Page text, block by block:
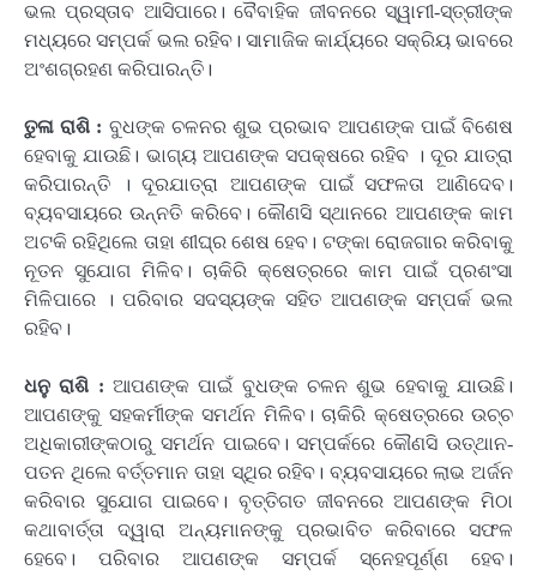
ଭଲ ପ୍ରସ୍ତାବ ଆସିପାରେ। ବୈବାହିକ ଜୀବନରେ ସ୍ୱାମୀ-ସ୍ତ୍ରୀଙ୍କ
ମଧ୍ୟରେ ସମ୍ପର୍କ ଭଲ ରହିବ। ସାମାଜିକ କାର୍ଯ୍ୟରେ ସକ୍ରିୟ ଭାବରେ
ଅଂଶଗ୍ରହଣ କରିପାରନ୍ତି।
ତୁଳା ରାଶି : ବୁଧଙ୍କ ଚଳନର ଶୁଭ ପ୍ରଭାବ ଆପଣଙ୍କ ପାଇଁ ବିଶେଷ
ହେବାକୁ ଯାଉଛି। ଭାଗ୍ୟ ଆପଣଙ୍କ ସପକ୍ଷରେ ରହିବ । ଦୂର ଯାତ୍ରା
କରିପାରନ୍ତି । ଦୂରଯାତ୍ରା ଆପଣଙ୍କ ପାଇଁ ସଫଳତା ଆଣିଦେବ।
ବ୍ୟବସାୟରେ ଉନ୍ନତି କରିବେ। କୌଣସି ସ୍ଥାନରେ ଆପଣଙ୍କ କାମ
ଅଟକି ରହିଥିଲେ ତାହା ଶୀଘ୍ର ଶେଷ ହେବ। ଟଙ୍କା ରୋଜଗାର କରିବାକୁ
ନୂତନ ସୁଯୋଗ ମିଳିବ। ଚାକିରି କ୍ଷେତ୍ରରେ କାମ ପାଇଁ ପ୍ରଶଂସା
ମିଳିପାରେ । ପରିବାର ସଦସ୍ୟଙ୍କ ସହିତ ଆପଣଙ୍କ ସମ୍ପର୍କ ଭଲ
ରହିବ।
ଧନୁ ରାଶି : ଆପଣଙ୍କ ପାଇଁ ବୁଧଙ୍କ ଚଳନ ଶୁଭ ହେବାକୁ ଯାଉଛି।
ଆପଣଙ୍କୁ ସହକର୍ମୀଙ୍କ ସମର୍ଥନ ମିଳିବ। ଚାକିରି କ୍ଷେତ୍ରରେ ଉଚ୍ଚ
ଅଧିକାରୀଙ୍କଠାରୁ ସମର୍ଥନ ପାଇବେ। ସମ୍ପର୍କରେ କୌଣସି ଉତ୍ଥାନ-
ପତନ ଥିଲେ ବର୍ତ୍ତମାନ ତାହା ସ୍ଥିର ରହିବ। ବ୍ୟବସାୟରେ ଲାଭ ଅର୍ଜନ
କରିବାର ସୁଯୋଗ ପାଇବେ। ବୃତ୍ତିଗତ ଜୀବନରେ ଆପଣଙ୍କ ମିଠା
କଥାବାର୍ତ୍ତା ଦ୍ୱାରା ଅନ୍ୟମାନଙ୍କୁ ପ୍ରଭାବିତ କରିବାରେ ସଫଳ
ହେବେ। ପରିବାର ଆପଣଙ୍କ ସମ୍ପର୍କ ସ୍ନେହପୂର୍ଣ୍ଣ ହେବ।